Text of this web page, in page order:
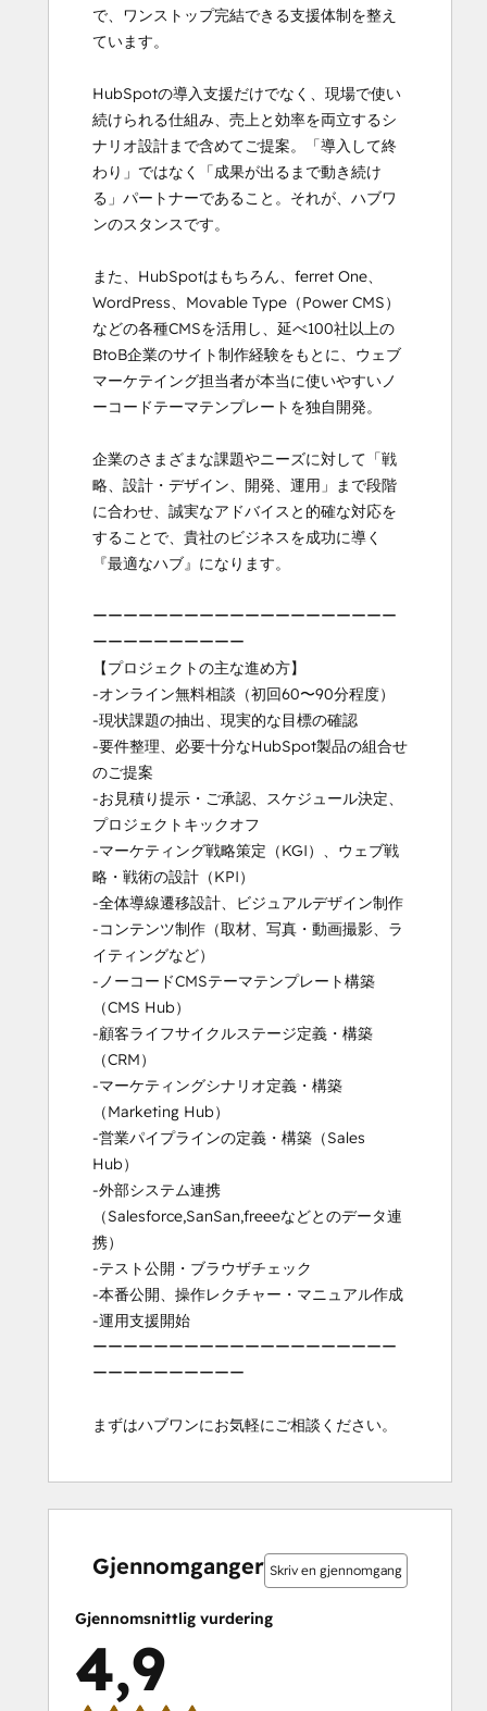
で、ワンストップ完結できる支援体制を整え
ています。
HubSpotの導入支援だけでなく、現場で使い
続けられる仕組み、売上と効率を両立するシ
ナリオ設計まで含めてご提案。「導入して終
わり」ではなく「成果が出るまで動き続け
る」パートナーであること。それが、ハブワ
ンのスタンスです。
また、HubSpotはもちろん、ferret One、
WordPress、Movable Type（Power CMS）
などの各種CMSを活用し、延べ100社以上の
BtoB企業のサイト制作経験をもとに、ウェブ
マーケテイング担当者が本当に使いやすいノ
ーコードテーマテンプレートを独自開発。
企業のさまざまな課題やニーズに対して「戦
略、設計・デザイン、開発、運用」まで段階
に合わせ、誠実なアドバイスと的確な対応を
することで、貴社のビジネスを成功に導く
『最適なハブ』になります。
ーーーーーーーーーーーーーーーーーーーー
ーーーーーーーーーー
【プロジェクトの主な進め方】
-オンライン無料相談（初回60〜90分程度）
-現状課題の抽出、現実的な目標の確認
-要件整理、必要十分なHubSpot製品の組合せ
のご提案
-お見積り提示・ご承認、スケジュール決定、
プロジェクトキックオフ
-マーケティング戦略策定（KGI）、ウェブ戦
略・戦術の設計（KPI）
-全体導線遷移設計、ビジュアルデザイン制作
-コンテンツ制作（取材、写真・動画撮影、ラ
イティングなど）
-ノーコードCMSテーマテンプレート構築
（CMS Hub）
-顧客ライフサイクルステージ定義・構築
（CRM）
-マーケティングシナリオ定義・構築
（Marketing Hub）
-営業パイプラインの定義・構築（Sales
Hub）
-外部システム連携
（Salesforce,SanSan,freeeなどとのデータ連
携）
-テスト公開・ブラウザチェック
-本番公開、操作レクチャー・マニュアル作成
-運用支援開始
ーーーーーーーーーーーーーーーーーーーー
ーーーーーーーーーー
まずはハブワンにお気軽にご相談ください。
Gjennomganger Skriv en gjennomgang
Gjennomsnittlig vurdering
4,9